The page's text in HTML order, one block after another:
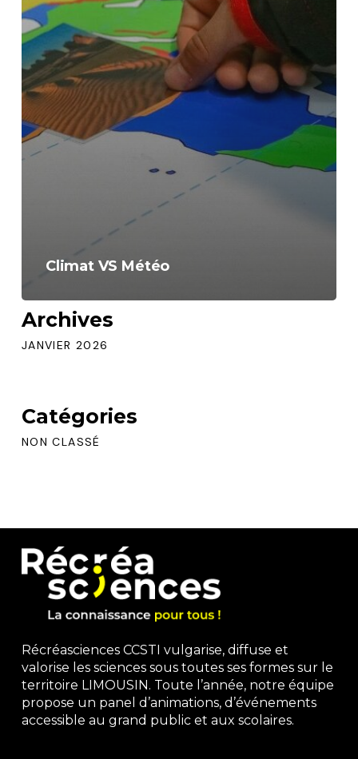
Climat VS Météo
Archives
JANVIER 2026
Catégories
NON CLASSÉ
Récréasciences CCSTI vulgarise, diffuse et
valorise les sciences sous toutes ses formes sur le
territoire LIMOUSIN. Toute l’année, notre équipe
propose un panel d’animations, d’événements
accessible au grand public et aux scolaires.